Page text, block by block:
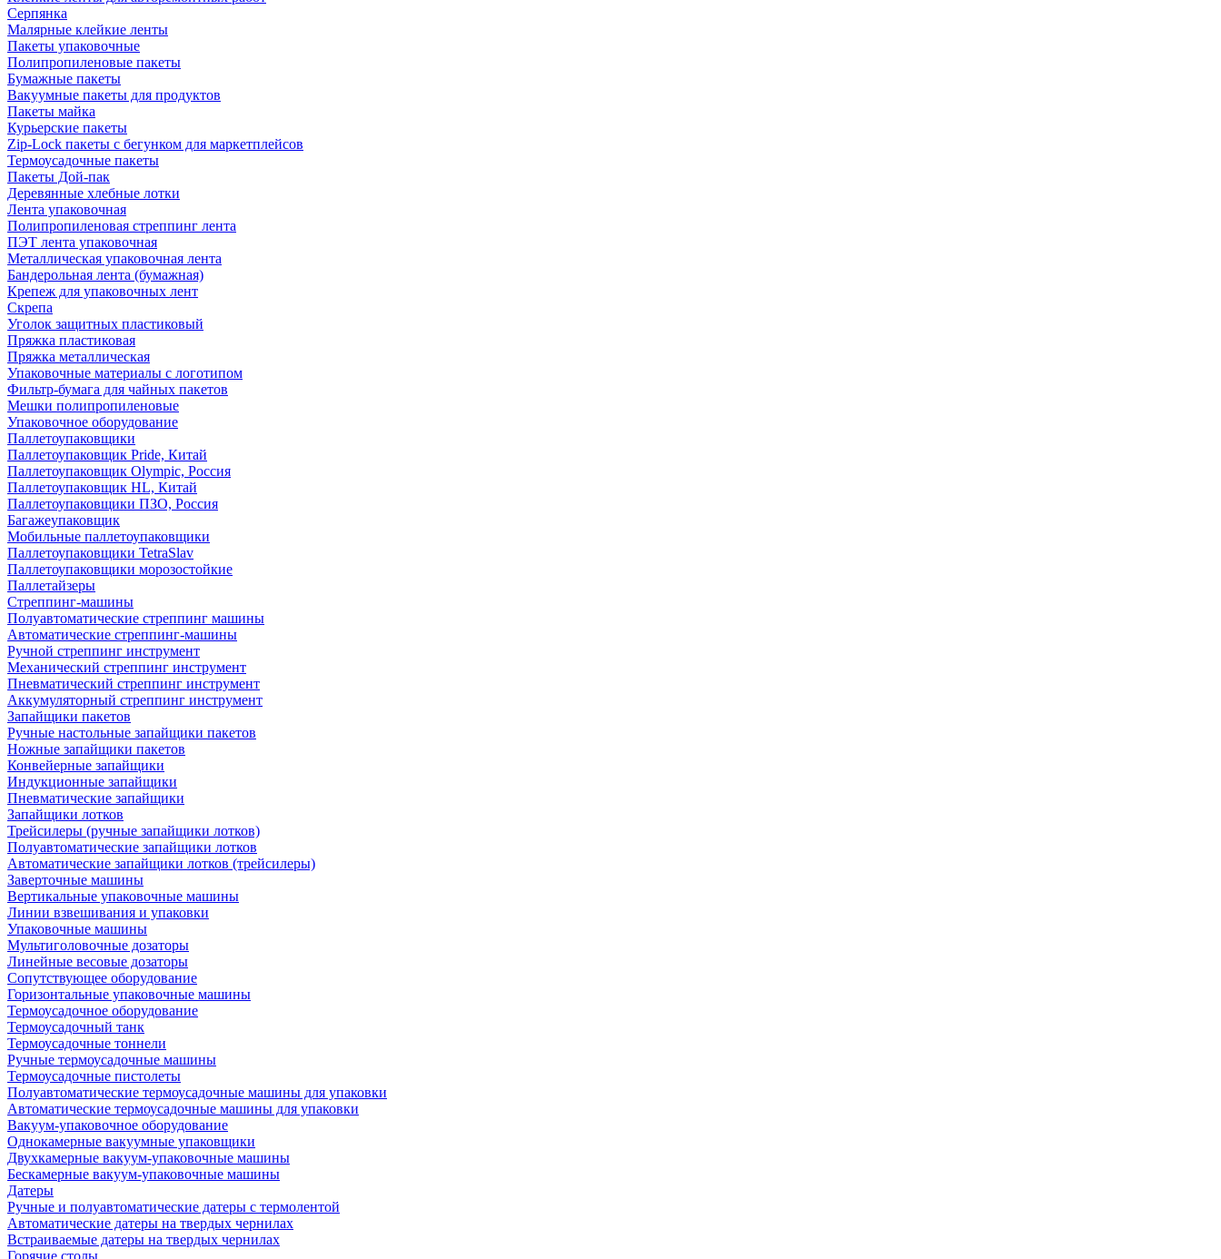
Серпянка
Малярные клейкие ленты
Пакеты упаковочные
Полипропиленовые пакеты
Бумажные пакеты
Вакуумные пакеты для продуктов
Пакеты майка
Курьерские пакеты
Zip-Lock пакеты с бегунком для маркетплейсов
Термоусадочные пакеты
Пакеты Дой-пак
Деревянные хлебные лотки
Лента упаковочная
Полипропиленовая стреппинг лента
ПЭТ лента упаковочная
Металлическая упаковочная лента
Бандерольная лента (бумажная)
Крепеж для упаковочных лент
Скрепа
Уголок защитных пластиковый
Пряжка пластиковая
Пряжка металлическая
Упаковочные материалы с логотипом
Фильтр-бумага для чайных пакетов
Мешки полипропиленовые
Упаковочное оборудование
Паллетоупаковщики
Паллетоупаковщик Pride, Китай
Паллетоупаковщик Olympic, Россия
Паллетоупаковщик HL, Китай
Паллетоупаковщики ПЗО, Россия
Багажеупаковщик
Мобильные паллетоупаковщики
Паллетоупаковщики TetraSlav
Паллетоупаковщики морозостойкие
Паллетайзеры
Стреппинг-машины
Полуавтоматические стреппинг машины
Автоматические стреппинг-машины
Ручной стреппинг инструмент
Механический стреппинг инструмент
Пневматический стреппинг инструмент
Аккумуляторный стреппинг инструмент
Запайщики пакетов
Ручные настольные запайщики пакетов
Ножные запайщики пакетов
Конвейерные запайщики
Индукционные запайщики
Пневматические запайщики
Запайщики лотков
Трейсилеры (ручные запайщики лотков)
Полуавтоматические запайщики лотков
Автоматические запайщики лотков (трейсилеры)
Заверточные машины
Вертикальные упаковочные машины
Линии взвешивания и упаковки
Упаковочные машины
Мультиголовочные дозаторы
Линейные весовые дозаторы
Сопутствующее оборудование
Горизонтальные упаковочные машины
Термоусадочное оборудование
Термоусадочный танк
Термоусадочные тоннели
Ручные термоусадочные машины
Термоусадочные пистолеты
Полуавтоматические термоусадочные машины для упаковки
Автоматические термоусадочные машины для упаковки
Вакуум-упаковочное оборудование
Однокамерные вакуумные упаковщики
Двухкамерные вакуум-упаковочные машины
Бескамерные вакуум-упаковочные машины
Датеры
Ручные и полуавтоматические датеры с термолентой
Автоматические датеры на твердых чернилах
Встраиваемые датеры на твердых чернилах
Горячие столы